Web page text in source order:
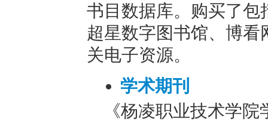
书目数据库。购买了包
超星数字图书馆、博
关电子资源。
学术期刊
《杨凌职业技术学